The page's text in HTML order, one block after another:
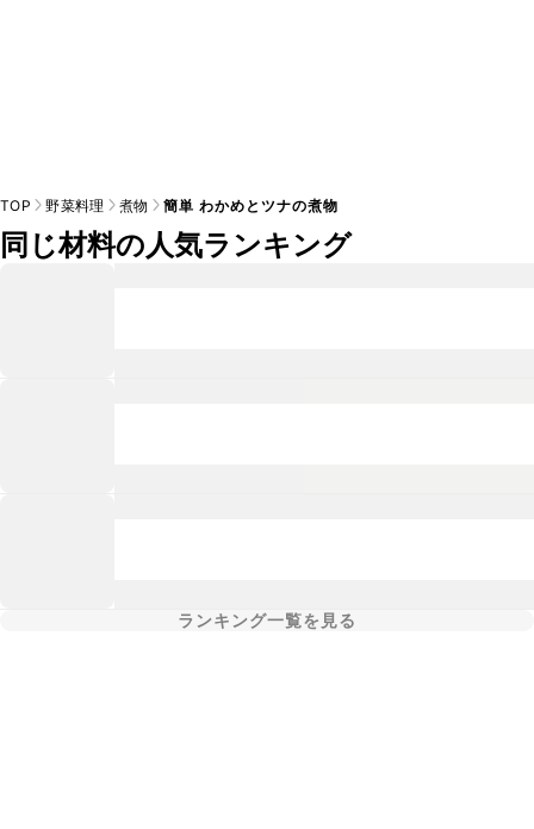
TOP 野菜料理 煮物 簡単 わかめとツナの煮物
同じ材料の人気ランキング
ランキング一覧を見る